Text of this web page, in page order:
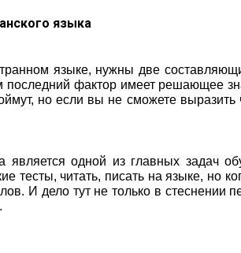
языка
языке, нужны две
фактор имеет решающее
но если вы не сможете выразить
является одной из главных задач
тесты, читать, писать на языке, но
И дело тут не только в стеснении